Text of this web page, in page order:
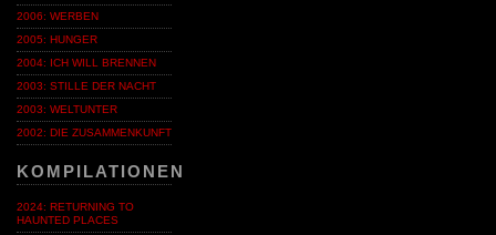
2006: WERBEN
2005: HUNGER
2004: ICH WILL BRENNEN
2003: STILLE DER NACHT
2003: WELTUNTER
2002: DIE ZUSAMMENKUNFT
KOMPILATIONEN
2024: RETURNING TO
HAUNTED PLACES